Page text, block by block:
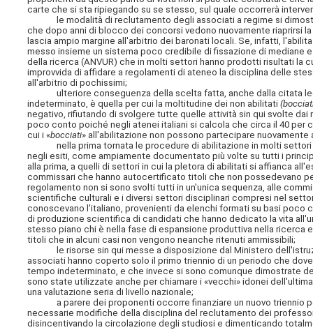
carte che si sta ripiegando su se stesso, sul quale occorrerà
le modalità di reclutamento degli associati a regime si
che dopo anni di blocco dei concorsi vedono nuovamente riaprirsi
lascia ampio margine all'arbitrio dei baronati locali. Se, infatti,
messo insieme un sistema poco credibile di fissazione di mediane
della ricerca (ANVUR) che in molti settori hanno prodotti risultati
improvvida di affidare a regolamenti di ateneo la disciplina delle
all'arbitrio di pochissimi;
ulteriore conseguenza della scelta fatta, anche dalla citata
indeterminato, è quella per cui la moltitudine dei non abilitati
negativo, rifiutando di svolgere tutte quelle attività sin qui svolte
poco conto poiché negli atenei italiani si calcola che circa il 40
cui i «bocciati» all'abilitazione non possono partecipare
nella prima tornata le procedure di abilitazione in molti settori
negli esiti, come ampiamente documentato più volte su tutti i
alla prima, a quelli di settori in cui la pletora di abilitati si affianca
commissari che hanno autocertificato titoli che non possedevano
regolamento non si sono svolti tutti in un'unica sequenza, alle
scientifiche culturali e i diversi settori disciplinari compresi nel
conoscevano l'italiano, provenienti da elenchi formati su basi poco
di produzione scientifica di candidati che hanno dedicato la vita
stesso piano chi è nella fase di espansione produttiva nella
titoli che in alcuni casi non vengono neanche ritenuti ammissibili;
le risorse sin qui messe a disposizione dal Ministero
associati hanno coperto solo il primo triennio di un periodo che
tempo indeterminato, e che invece si sono comunque dimostrate
sono state utilizzate anche per chiamare i «vecchi» idonei
una valutazione seria di livello nazionale;
a parere dei proponenti occorre finanziare un nuovo triennio
necessarie modifiche della disciplina del reclutamento dei
disincentivando la circolazione degli studiosi e dimenticando